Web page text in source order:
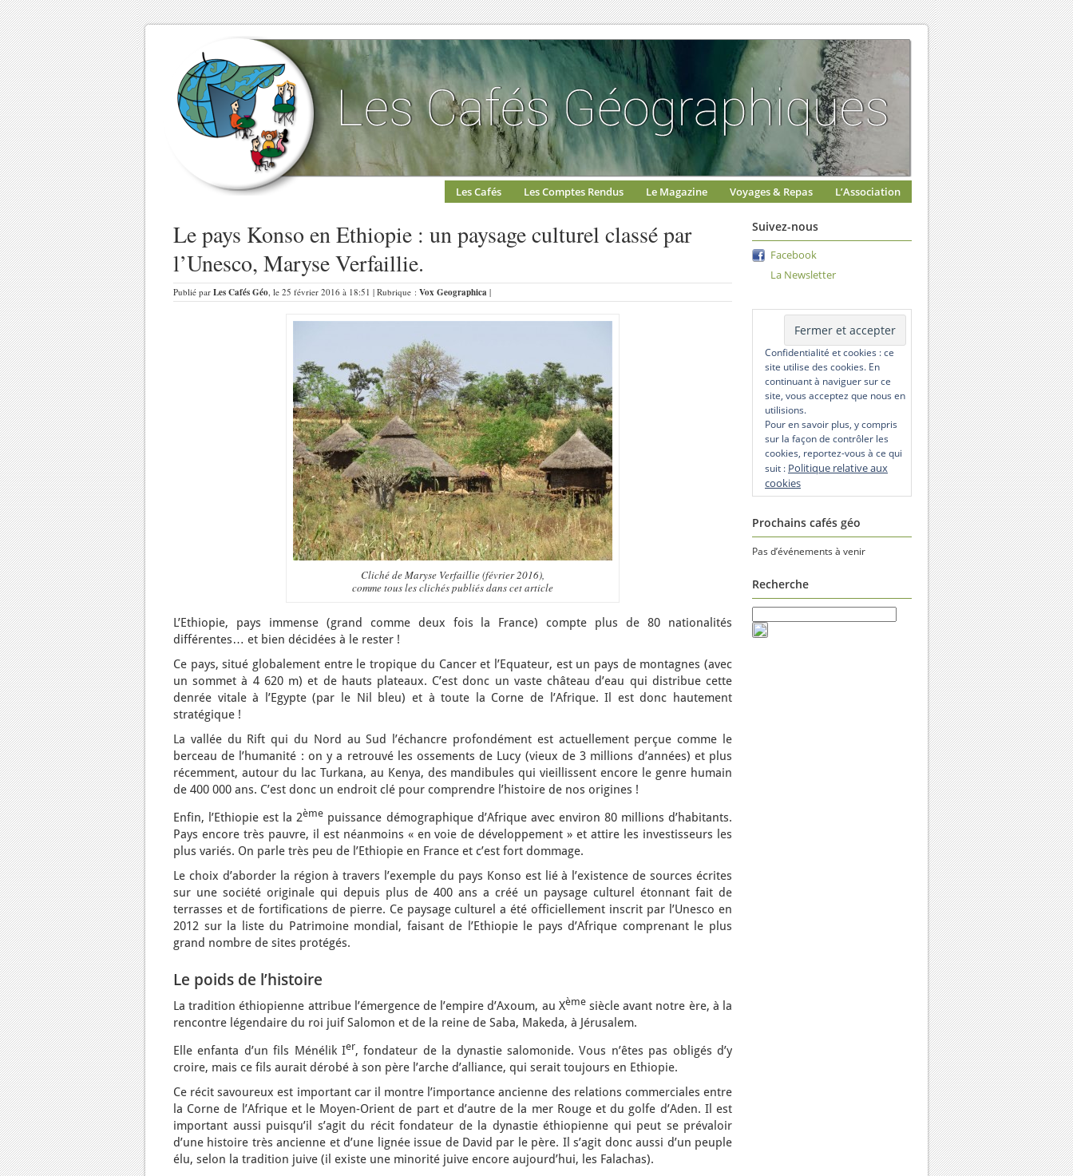
Les Cafés Les Comptes Rendus Le Magazine Voyages & Repas L’Association
Le pays Konso en Ethiopie : un paysage culturel classé par
l’Unesco, Maryse Verfaillie.
Publié par Les Cafés Géo, le 25 février 2016 à 18:51 | Rubrique : Vox Geographica |
Cliché de Maryse Verfaillie (février 2016),
comme tous les clichés publiés dans cet article
L’Ethiopie, pays immense (grand comme deux fois la France) compte plus de 80 nationalités
différentes… et bien décidées à le rester !
Ce pays, situé globalement entre le tropique du Cancer et l’Equateur, est un pays de montagnes (avec
un sommet à 4 620 m) et de hauts plateaux. C’est donc un vaste château d’eau qui distribue cette
denrée vitale à l’Egypte (par le Nil bleu) et à toute la Corne de l’Afrique. Il est donc hautement
stratégique !
La vallée du Rift qui du Nord au Sud l’échancre profondément est actuellement perçue comme le
berceau de l’humanité : on y a retrouvé les ossements de Lucy (vieux de 3 millions d’années) et plus
récemment, autour du lac Turkana, au Kenya, des mandibules qui vieillissent encore le genre humain
de 400 000 ans. C’est donc un endroit clé pour comprendre l’histoire de nos origines !
Enfin, l’Ethiopie est la 2ème puissance démographique d’Afrique avec environ 80 millions d’habitants.
Pays encore très pauvre, il est néanmoins « en voie de développement » et attire les investisseurs les
plus variés. On parle très peu de l’Ethiopie en France et c’est fort dommage.
Le choix d’aborder la région à travers l’exemple du pays Konso est lié à l’existence de sources écrites
sur une société originale qui depuis plus de 400 ans a créé un paysage culturel étonnant fait de
terrasses et de fortifications de pierre. Ce paysage culturel a été officiellement inscrit par l’Unesco en
2012 sur la liste du Patrimoine mondial, faisant de l’Ethiopie le pays d’Afrique comprenant le plus
grand nombre de sites protégés.
Le poids de l’histoire
La tradition éthiopienne attribue l’émergence de l’empire d’Axoum, au Xèmesiècle avant notre ère, à la
rencontre légendaire du roi juif Salomon et de la reine de Saba, Makeda, à Jérusalem.
Elle enfanta d’un fils Ménélik Ier, fondateur de la dynastie salomonide. Vous n’êtes pas obligés d’y
croire, mais ce fils aurait dérobé à son père l’arche d’alliance, qui serait toujours en Ethiopie.
Ce récit savoureux est important car il montre l’importance ancienne des relations commerciales entre
la Corne de l’Afrique et le Moyen-Orient de part et d’autre de la mer Rouge et du golfe d’Aden. Il est
important aussi puisqu’il s’agit du récit fondateur de la dynastie éthiopienne qui peut se prévaloir
d’une histoire très ancienne et d’une lignée issue de David par le père. Il s’agit donc aussi d’un peuple
élu, selon la tradition juive (il existe une minorité juive encore aujourd’hui, les Falachas).
Suivez-nous
Facebook
La Newsletter
Confidentialité et cookies : ce
site utilise des cookies. En
continuant à naviguer sur ce
site, vous acceptez que nous en
utilisions.
Pour en savoir plus, y compris
sur la façon de contrôler les
cookies, reportez-vous à ce qui
suit : Politique relative aux
cookies
Prochains cafés géo
Pas d’événements à venir
Recherche